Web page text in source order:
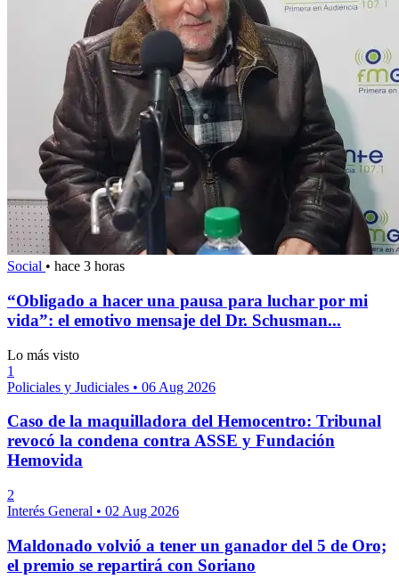
Social • hace 3 horas
“Obligado a hacer una pausa para luchar por mi
vida”: el emotivo mensaje del Dr. Schusman...
Lo más visto
1
Policiales y Judiciales • 06 Aug 2026
Caso de la maquilladora del Hemocentro: Tribunal
revocó la condena contra ASSE y Fundación
Hemovida
2
Interés General • 02 Aug 2026
Maldonado volvió a tener un ganador del 5 de Oro;
el premio se repartirá con Soriano